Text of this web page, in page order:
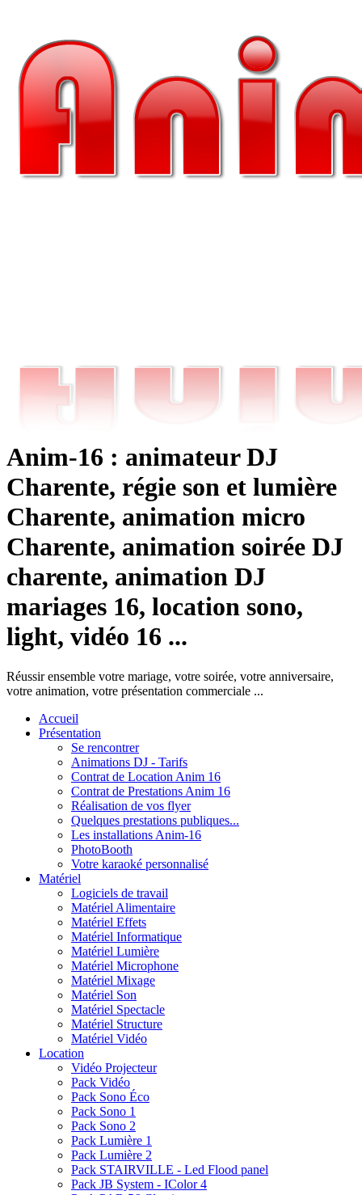
Anim-16 : animateur DJ
Charente, régie son et lumière
Charente, animation micro
Charente, animation soirée DJ
charente, animation DJ
mariages 16, location sono,
light, vidéo 16 ...
Réussir ensemble votre mariage, votre soirée, votre anniversaire,
votre animation, votre présentation commerciale ...
Accueil
Présentation
Se rencontrer
Animations DJ - Tarifs
Contrat de Location Anim 16
Contrat de Prestations Anim 16
Réalisation de vos flyer
Quelques prestations publiques...
Les installations Anim-16
PhotoBooth
Votre karaoké personnalisé
Matériel
Logiciels de travail
Matériel Alimentaire
Matériel Effets
Matériel Informatique
Matériel Lumière
Matériel Microphone
Matériel Mixage
Matériel Son
Matériel Spectacle
Matériel Structure
Matériel Vidéo
Location
Vidéo Projecteur
Pack Vidéo
Pack Sono Éco
Pack Sono 1
Pack Sono 2
Pack Lumière 1
Pack Lumière 2
Pack STAIRVILLE - Led Flood panel
Pack JB System - IColor 4